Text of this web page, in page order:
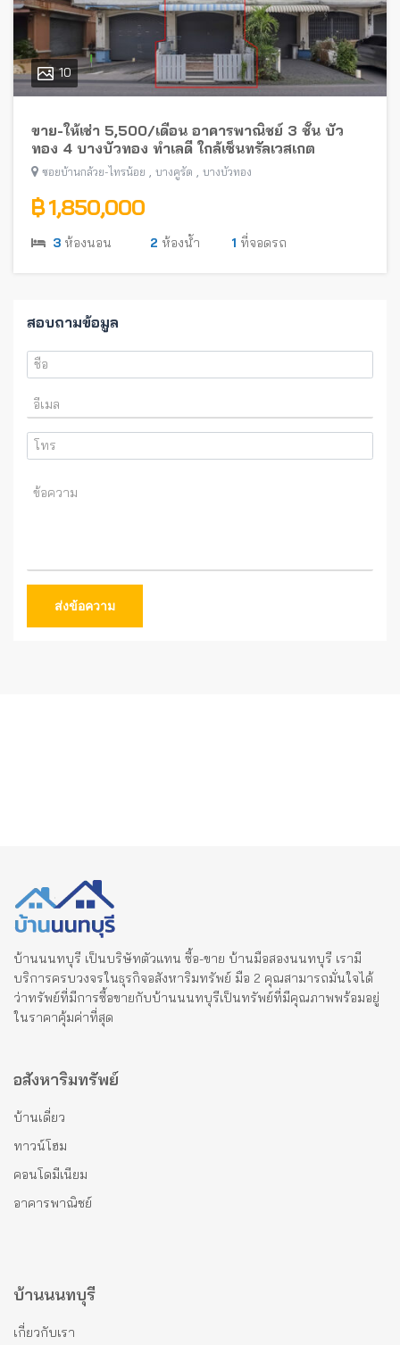
10
ขาย-ให้เช่า 5,500/เดือน อาคารพาณิชย์ 3 ชั้น บัว
ทอง 4 บางบัวทอง ทำเลดี ใกล้เซ็นทรัลเวสเกต
ซอยบ้านกล้วย-ไทรน้อย , บางคูรัด , บางบัวทอง
฿ 1,850,000
3 ห้องนอน 2 ห้องน้ำ 1 ที่จอดรถ
สอบถามข้อมูล
ส่งข้อความ
บ้านนนทบุรี เป็นบริษัทตัวแทน ซื้อ-ขาย บ้านมือสองนนทบุรี เรามี
บริการครบวงจรในธุรกิจอสังหาริมทรัพย์ มือ 2 คุณสามารถมั่นใจได้
ว่าทรัพย์ที่มีการซื้อขายกับบ้านนนทบุรีเป็นทรัพย์ที่มีคุณภาพพร้อมอยู่
ในราคาคุ้มค่าที่สุด
อสังหาริมทรัพย์
บ้านเดี่ยว
ทาวน์โฮม
คอนโดมีเนียม
อาคารพาณิชย์
บ้านนนทบุรี
เกี่ยวกับเรา